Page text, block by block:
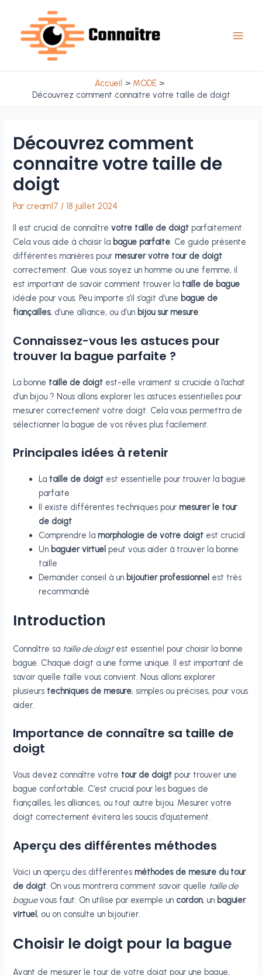
contenu
Accueil
MODE
Découvrez comment connaitre votre taille de doigt
Découvrez comment
connaitre votre taille de
doigt
Par cream17 / 18 juillet 2024
Il est crucial de connaîtrevotre taille de doigt parfaitement.
Cela vous aide à choisir la bague parfaite. Ce guide présente
différentes manières pour mesurer votre tour de doigt
correctement. Que vous soyez un homme ou une femme, il
est important de savoir comment trouver la taille de bague
idéale pour vous. Peu importe s’il s’agit d’une bague de
fiançailles, d’une alliance, ou d’un bijou sur mesure.
Connaissez-vous les astuces pour
trouver la bague parfaite ?
La bonne taille de doigt est-elle vraiment si cruciale à l’achat
d’un bijou ? Nous allons explorer les astuces essentielles pour
mesurer correctement votre doigt. Cela vous permettra de
sélectionner la bague de vos rêves plus facilement.
Principales idées à retenir
La taille de doigt est essentielle pour trouver la bague
parfaite
Il existe différentes techniques pour mesurer le tour
de doigt
Comprendre la morphologie de votre doigt est crucial
Un baguier virtuel peut vous aider à trouver la bonne
taille
Demander conseil à un bijoutier professionnel est très
recommandé
Introduction
Connaître sa taille de doigtest essentiel pour choisir la bonne
bague. Chaque doigt a une forme unique. Il est important de
savoir quelle taille vous convient. Nous allons explorer
plusieurs techniques de mesure, simples ou précises, pour vous
aider.
Importance de connaître sa taille de
doigt
Vous devez connaître votre tour de doigt pour trouver une
bague confortable. C’est crucial pour les bagues de
fiançailles, les alliances, ou tout autre bijou. Mesurer votre
doigt correctement évitera les soucis d’ajustement.
Aperçu des différentes méthodes
Voici un aperçu des différentes méthodes de mesure du tour
de doigt. On vous montrera comment savoir quelle taille de
baguevous faut. On utilise par exemple un cordon, un baguier
virtuel, ou on consulte un bijoutier.
Choisir le doigt pour la bague
Avant de mesurer le tour de votre doigt pour une bague,